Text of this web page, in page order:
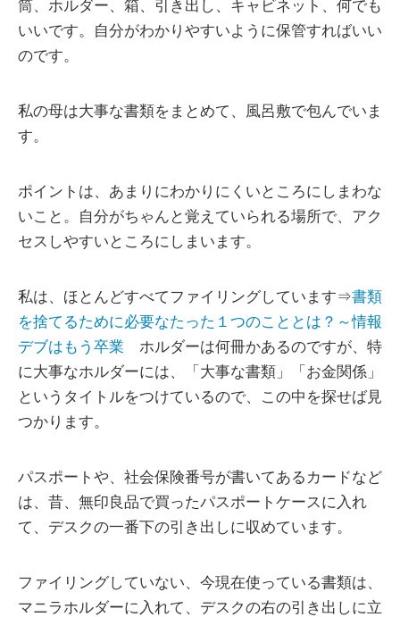
筒、ホルダー、箱、引き出し、キャビネット、何でも
いいです。自分がわかりやすいように保管すればいい
のです。
私の母は大事な書類をまとめて、風呂敷で包んでいま
す。
ポイントは、あまりにわかりにくいところにしまわな
いこと。自分がちゃんと覚えていられる場所で、アク
セスしやすいところにしまいます。
私は、ほとんどすべてファイリングしています⇒書類
を捨てるために必要なたった１つのこととは？～情報
デブはもう卒業 ホルダーは何冊かあるのですが、特
に大事なホルダーには、「大事な書類」「お金関係」
というタイトルをつけているので、この中を探せば見
つかります。
パスポートや、社会保険番号が書いてあるカードなど
は、昔、無印良品で買ったパスポートケースに入れ
て、デスクの一番下の引き出しに収めています。
ファイリングしていない、今現在使っている書類は、
マニラホルダーに入れて、デスクの右の引き出しに立